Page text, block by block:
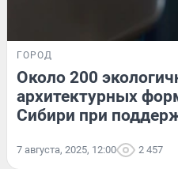
ГОРОД
Около 200
архитектурных
Сибири при
7 августа, 2025, 12:00 2 457